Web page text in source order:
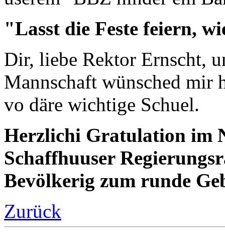
"Lasst die Feste feiern,
Dir, liebe Rektor Ernscht,
Mannschaft wünsched mir
vo däre wichtige Schuel.
Herzlichi Gratulation im
Schaffhuuser
Bevölkerig zum runde
Zurück